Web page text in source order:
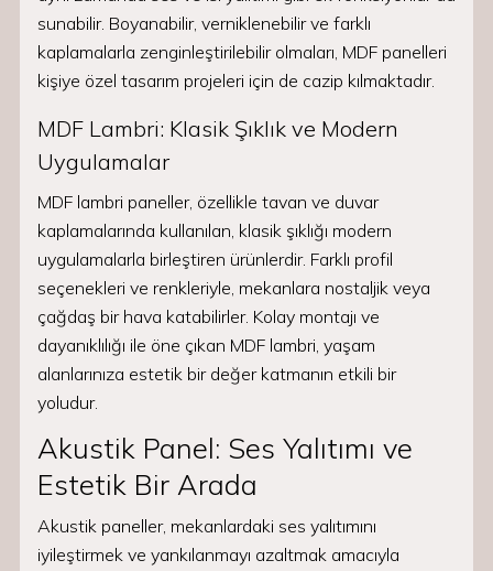
sunabilir. Boyanabilir, verniklenebilir ve farklı
kaplamalarla zenginleştirilebilir olmaları, MDF panelleri
kişiye özel tasarım projeleri için de cazip kılmaktadır.
MDF Lambri: Klasik Şıklık ve Modern
Uygulamalar
MDF lambri paneller, özellikle tavan ve duvar
kaplamalarında kullanılan, klasik şıklığı modern
uygulamalarla birleştiren ürünlerdir. Farklı profil
seçenekleri ve renkleriyle, mekanlara nostaljik veya
çağdaş bir hava katabilirler. Kolay montajı ve
dayanıklılığı ile öne çıkan MDF lambri, yaşam
alanlarınıza estetik bir değer katmanın etkili bir
yoludur.
Akustik Panel: Ses Yalıtımı ve
Estetik Bir Arada
Akustik paneller, mekanlardaki ses yalıtımını
iyileştirmek ve yankılanmayı azaltmak amacıyla